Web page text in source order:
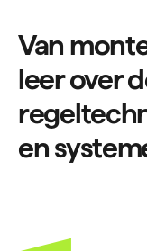
Van
leer over
en